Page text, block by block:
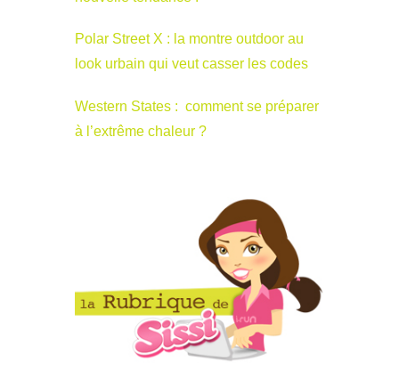
Polar Street X : la montre outdoor au
look urbain qui veut casser les codes
Western States : comment se préparer
à l’extrême chaleur ?